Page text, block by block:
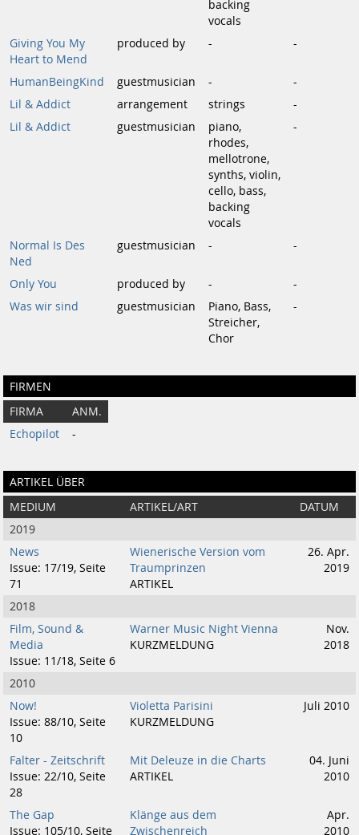
backing
vocals
Giving You My
Heart to Mend
produced by - -
HumanBeingKind guestmusician -
-
Lil & Addict
arrangement strings
-
Lil & Addict
guestmusician
piano,
rhodes,
mellotrone,
synths, violin,
cello, bass,
backing
vocals
-
Normal Is Des
Ned
guestmusician - -
Only You produced by -
-
Was wir sind
guestmusician
Piano, Bass,
Streicher,
Chor
-
FIRMEN
FIRMA
ANM.
Echopilot
-
ARTIKEL ÜBER
MEDIUM ARTIKEL/ART
DATUM
2019
News
Issue: 17/19, Seite
71
Wienerische Version vom
Traumprinzen
ARTIKEL
26. Apr.
2019
2018
Film, Sound &
Media
Issue: 11/18, Seite 6
Warner Music Night Vienna
KURZMELDUNG
Nov.
2018
2010
Now!
Issue: 88/10, Seite
10
Violetta Parisini
KURZMELDUNG
Juli 2010
Falter - Zeitschrift
Issue: 22/10, Seite
28
Mit Deleuze in die Charts
ARTIKEL
04. Juni
2010
The Gap
Issue: 105/10, Seite
Klänge aus dem
Zwischenreich
Apr.
2010